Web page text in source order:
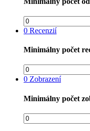
0 Recenzií
Minimálny počet
0 Zobrazení
Minimálny počet